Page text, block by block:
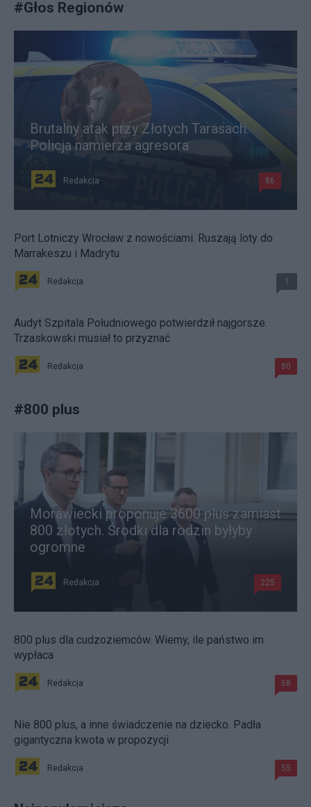
#Głos Regionów
Brutalny atak przy Złotych Tarasach.
Policja namierza agresora
Redakcja 86
Port Lotniczy Wrocław z nowościami. Ruszają loty do
Marrakeszu i Madrytu
Redakcja 1
Audyt Szpitala Południowego potwierdził najgorsze.
Trzaskowski musiał to przyznać
Redakcja 80
#800 plus
Morawiecki proponuje 3600 plus zamiast
800 złotych. Środki dla rodzin byłyby
ogromne
Redakcja 225
800 plus dla cudzoziemców. Wiemy, ile państwo im
wypłaca
Redakcja 58
Nie 800 plus, a inne świadczenie na dziecko. Padła
gigantyczna kwota w propozycji
Redakcja 55